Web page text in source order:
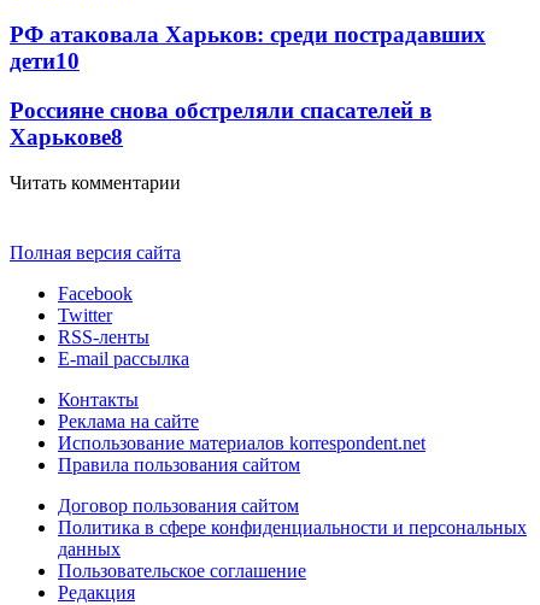
РФ атаковала Харьков: среди пострадавших
дети10
Россияне снова обстреляли спасателей в
Харькове8
Читать комментарии
Полная версия сайта
Facebook
Twitter
RSS-ленты
E-mail рассылка
Контакты
Реклама на сайте
Использование материалов korrespondent.net
Правила пользования сайтом
Договор пользования сайтом
Политика в сфере конфиденциальности и персональных
данных
Пользовательское соглашение
Редакция